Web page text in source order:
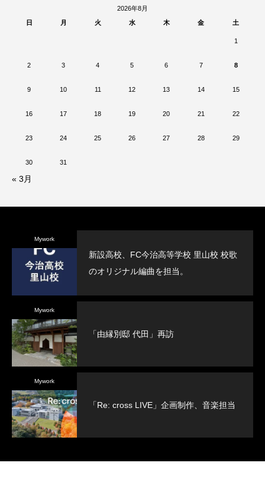
2026年8月
日
月 火 水 木 金 土
1
2 3 4 5 6 7 8
9 10 11 12 13 14 15
16 17 18 19 20 21 22
23 24 25 26 27 28 29
30 31
« 3月
Mywork
新設高校、FC今治高等学校 里山校 校歌
のオリジナル編曲を担当。
Mywork
「由縁別邸 代田」再訪
Mywork
「Re: cross LIVE」企画制作、音楽担当